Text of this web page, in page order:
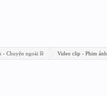
- Chuyện ngoài lề Video clip - Phim ảnh